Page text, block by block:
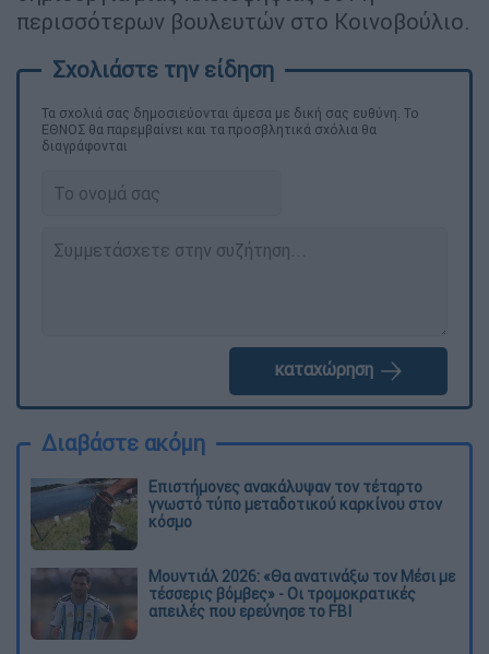
περισσότερων βουλευτών στο Κοινοβούλιο.
Τα σχολιά σας δημοσιεύονται άμεσα με δική σας ευθύνη. Το
ΕΘΝΟΣ θα παρεμβαίνει και τα προσβλητικά σχόλια θα
διαγράφονται
καταχώρηση
Διαβάστε ακόμη
Επιστήμονες ανακάλυψαν τον τέταρτο
γνωστό τύπο μεταδοτικού καρκίνου στον
κόσμο
Μουντιάλ 2026: «Θα ανατινάξω τον Μέσι με
τέσσερις βόμβες» - Οι τρομοκρατικές
απειλές που ερεύνησε το FBI